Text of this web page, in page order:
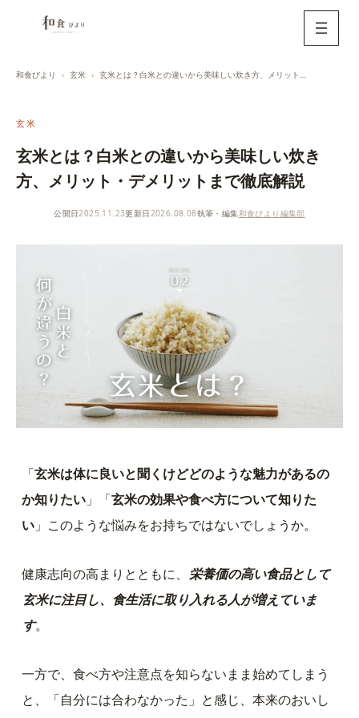
和食びより 玄米 玄米とは？白米との違いから美味しい炊き方、メリット・デメリットまで徹底解説
玄米
玄米とは？白米との違いから美味しい炊き
方、メリット・デメリットまで徹底解説
公開日2025.11.23更新日2026.08.08執筆・編集和食びより編集部
「玄米は体に良いと聞くけどどのような魅力があるの
か知りたい 」「玄米の効果や食べ方について知りた
い 」このような悩みをお持ちではないでしょうか。
健康志向の高まりとともに、
栄養価の高い食品として
玄米に注目し、食生活に取り入れる人が増えていま
す。
一方で、食べ方や注意点を知らないまま始めてしまう
と、「自分には合わなかった」と感じ、本来のおいし